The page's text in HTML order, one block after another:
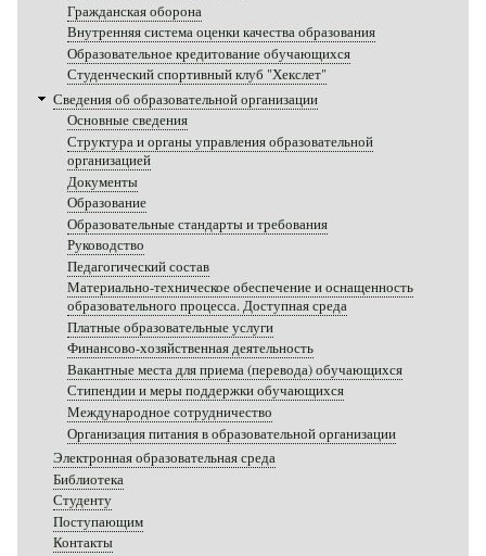
Гражданская оборона
Внутренняя система оценки качества образования
Образовательное кредитование обучающихся
Студенческий спортивный клуб "Хекслет"
Сведения об образовательной организации
Основные сведения
Структура и органы управления образовательной
организацией
Документы
Образование
Образовательные стандарты и требования
Руководство
Педагогический состав
Материально-техническое обеспечение и оснащенность
образовательного процесса. Доступная среда
Платные образовательные услуги
Финансово-хозяйственная деятельность
Вакантные места для приема (перевода) обучающихся
Стипендии и меры поддержки обучающихся
Международное сотрудничество
Организация питания в образовательной организации
Электронная образовательная среда
Библиотека
Студенту
Поступающим
Контакты